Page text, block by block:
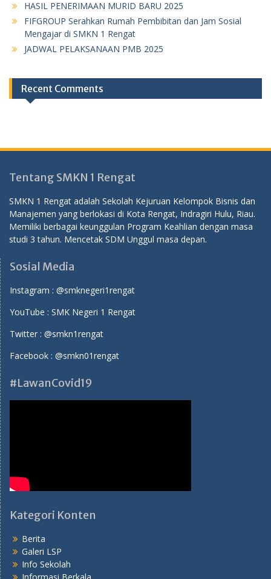
HASIL PENERIMAAN MURID BARU 2025
FIFGROUP Serahkan Rumah Pembibitan dan Jam Sosial
Mengajar di SMKN 1 Rengat
JADWAL PELAKSANAAN PMB 2025
Recent Comments
Tentang SMKN 1 Rengat
SMKN 1 Rengat adalah Sekolah Kejuruan Kelompok Bisnis dan
Manajemen yang berlokasi di Kota Rengat, Indragiri Hulu, Riau.
Memiliki berbagai keunggulan Program Keahlian dengan masa
studi 3 tahun. Mencetak SDM Unggul masa depan.
Sosial Media
Instagram : @smknegeri1rengat
YouTube : SMK Negeri 1 Rengat
Twitter : @smkn1rengat
Facebook : @smkn01rengat
#LawanCovid19
Kategori Konten
Berita
Galeri LSP
Info Sekolah